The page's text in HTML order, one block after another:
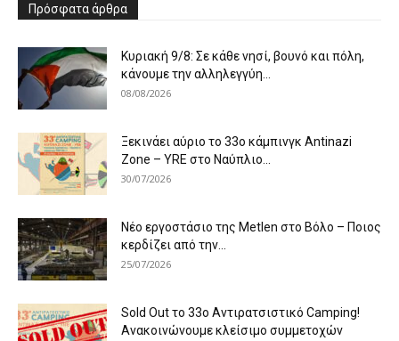
Πρόσφατα άρθρα
Κυριακή 9/8: Σε κάθε νησί, βουνό και πόλη,
κάνουμε την αλληλεγγύη...
08/08/2026
Ξεκινάει αύριο το 33ο κάμπινγκ Antinazi
Zone – YRE στο Ναύπλιο...
30/07/2026
Νέο εργοστάσιο της Metlen στο Βόλο – Ποιος
κερδίζει από την...
25/07/2026
Sold Out το 33ο Αντιρατσιστικό Camping!
Ανακοινώνουμε κλείσιμο συμμετοχών